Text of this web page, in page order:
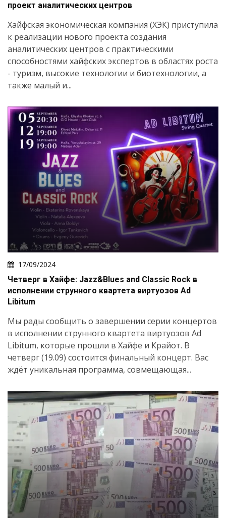
проект аналитических центров
Хайфская экономическая компания (ХЭК) приступила
к реализации нового проекта создания
аналитических центров с практическими
способностями хайфских экспертов в областях роста
- туризм, высокие технологии и биотехнологии, а
также малый и...
17/09/2024
Четверг в Хайфе: Jazz&Blues and Classic Rock в
исполнении струнного квартета виртуозов Ad
Libitum
Мы рады сообщить о завершении серии концертов
в исполнении струнного квартета виртуозов Ad
Libitum, которые прошли в Хайфе и Крайот. В
четверг (19.09) состоится финальный концерт. Вас
ждёт уникальная программа, совмещающая...